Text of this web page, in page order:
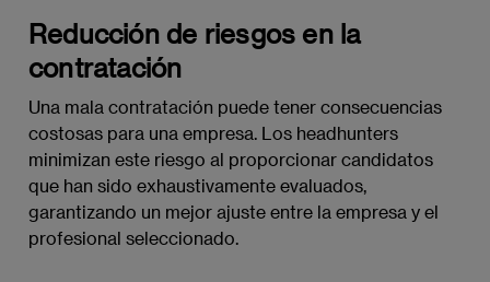
Reducción de riesgos en la
contratación
Una mala contratación puede tener consecuencias
costosas para una empresa. Los headhunters
minimizan este riesgo al proporcionar candidatos
que han sido exhaustivamente evaluados,
garantizando un mejor ajuste entre la empresa y el
profesional seleccionado.